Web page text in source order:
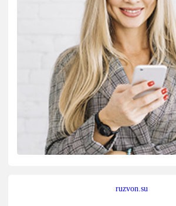
ruzvon.su